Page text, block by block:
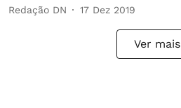
Redação DN 17 Dez 2019
Ver mais